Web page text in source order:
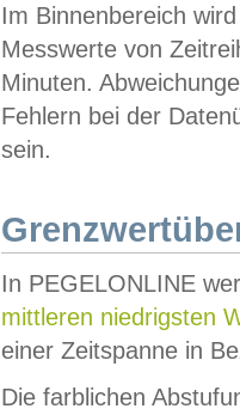
Im Binnenbereich
Messwerte von
Minuten.
Fehlern bei der
sein.
In PEGELONLINE
mittleren niedrigsten
einer Zeitspanne in
Die farblichen